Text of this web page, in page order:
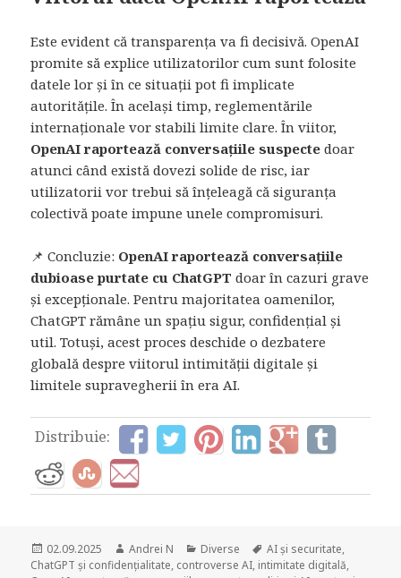
Este evident că transparența va fi decisivă. OpenAI
promite să explice utilizatorilor cum sunt folosite
datele lor și în ce situații pot fi implicate
autoritățile. În același timp, reglementările
internaționale vor stabili limite clare. În viitor,
OpenAI raportează conversațiile suspecte doar
atunci când există dovezi solide de risc, iar
utilizatorii vor trebui să înțeleagă că siguranța
colectivă poate impune unele compromisuri.
📌 Concluzie: OpenAI raportează conversațiile
dubioase purtate cu ChatGPT doar în cazuri grave
și excepționale. Pentru majoritatea oamenilor,
ChatGPT rămâne un spațiu sigur, confidențial și
util. Totuși, acest proces deschide o dezbatere
globală despre viitorul intimității digitale și
limitele supravegherii în era AI.
Distribuie:
Posted
on
02.09.2025 Author
Andrei N Categories
Diverse Tags
AI și securitate,
ChatGPT și confidențialitate, controverse AI, intimitate digitală,